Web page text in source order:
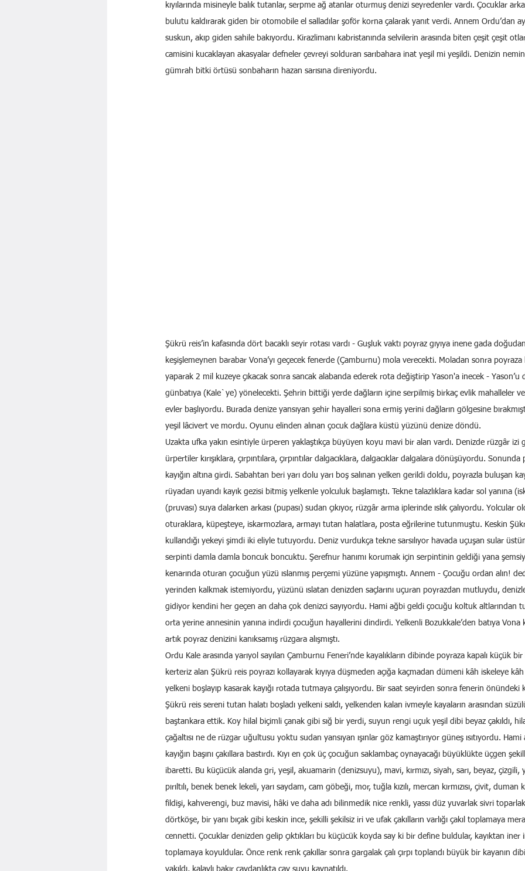
kıyılarında misineyle balık tutanlar, serpme ağ atanlar oturmuş denizi seyredenler vardı. Çocuklar
bulutu kaldırarak giden bir otomobile el salladılar şoför korna çalarak yanıt verdi. Annem Ordu’dan
suskun, akıp giden sahile bakıyordu. Kirazlimanı kabristanında selvilerin arasında biten çeşit çeşit
camisini kucaklayan akasyalar defneler çevreyi solduran sarıbahara inat yeşil mi yeşildi. Denizin
gümrah bitki örtüsü sonbaharın hazan sarısına direniyordu.
Şükrü reis’in kafasında dört bacaklı seyir rotası vardı - Guşluk vaktı poyraz gıyıya inene gada
keşişlemeynen barabar Vona’yı geçecek fenerde (Çamburnu) mola verecekti. Moladan sonra poyraza
yaparak 2 mil kuzeye çıkacak sonra sancak alabanda ederek rota değiştirip Yason'a inecek -
günbatıya (Kale`ye) yönelecekti. Şehrin bittiği yerde dağların içine serpilmiş birkaç evlik mahalleler ve
evler başlıyordu. Burada denize yansıyan şehir hayalleri sona ermiş yerini dağların gölgesine
yeşil lâcivert ve mordu. Oyunu elinden alınan çocuk dağlara küstü yüzünü denize döndü.
Uzakta ufka yakın esintiyle ürperen yaklaştıkça büyüyen koyu mavi bir alan vardı. Denizde rüzgâr izi
ürpertiler kırışıklara, çırpıntılara, çırpıntılar dalgacıklara, dalgacıklar dalgalara dönüşüyordu.
kayığın altına girdi. Sabahtan beri yarı dolu yarı boş salınan yelken gerildi doldu, poyrazla buluşan
rüyadan uyandı kayık gezisi bitmiş yelkenle yolculuk başlamıştı. Tekne talazlıklara kadar sol yanına
(pruvası) suya dalarken arkası (pupası) sudan çıkıyor, rüzgâr arma iplerinde ıslık çalıyordu. Yolcular
oturaklara, küpeşteye, iskarmozlara, armayı tutan halatlara, posta eğrilerine tutunmuştu. Keskin
kullandığı yekeyi şimdi iki eliyle tutuyordu. Deniz vurdukça tekne sarsılıyor havada uçuşan sular
serpinti damla damla boncuk boncuktu. Şerefnur hanımı korumak için serpintinin geldiği yana şemsiye
kenarında oturan çocuğun yüzü ıslanmış perçemi yüzüne yapışmıştı. Annem - Çocuğu ordan alın!
yerinden kalkmak istemiyordu, yüzünü ıslatan denizden saçlarını uçuran poyrazdan mutluydu,
gidiyor kendini her geçen an daha çok denizci sayıyordu. Hami ağbi geldi çocuğu koltuk altlarından
orta yerine annesinin yanına indirdi çocuğun hayallerini dindirdi. Yelkenli Bozukkale’den batıya Vona
artık poyraz denizini kanıksamış rüzgara alışmıştı.
Ordu Kale arasında yarıyol sayılan Çamburnu Feneri’nde kayalıkların dibinde poyraza kapalı küçük
kerteriz alan Şükrü reis poyrazı kollayarak kıyıya düşmeden açığa kaçmadan dümeni kâh iskeleye
yelkeni boşlayıp kasarak kayığı rotada tutmaya çalışıyordu. Bir saat seyirden sonra fenerin önündeki
Şükrü reis sereni tutan halatı boşladı yelkeni saldı, yelkenden kalan ivmeyle kayaların arasından
baştankara ettik. Koy hilal biçimli çanak gibi sığ bir yerdi, suyun rengi uçuk yeşil dibi beyaz çakıldı,
çağaltısı ne de rüzgar uğultusu yoktu sudan yansıyan ışınlar göz kamaştırıyor güneş ısıtıyordu. Hami
kayığın başını çakıllara bastırdı. Kıyı en çok üç çocuğun saklambaç oynayacağı büyüklükte üçgen
ibaretti. Bu küçücük alanda gri, yeşil, akuamarin (denizsuyu), mavi, kırmızı, siyah, sarı, beyaz, çizgili,
pırıltılı, benek benek lekeli, yarı saydam, cam göbeği, mor, tuğla kızılı, mercan kırmızısı, çivit,
fildişi, kahverengi, buz mavisi, hâki ve daha adı bilinmedik nice renkli, yassı düz yuvarlak sivri
dörtköşe, bir yanı bıçak gibi keskin ince, şekilli şekilsiz iri ve ufak çakılların varlığı çakıl toplamaya
cennetti. Çocuklar denizden gelip çıktıkları bu küçücük koyda say ki bir define buldular, kayıktan iner
toplamaya koyuldular. Önce renk renk çakıllar sonra gargalak çalı çırpı toplandı büyük bir kayanın
yakıldı, kalaylı bakır çaydanlıkta çay suyu kaynatıldı.